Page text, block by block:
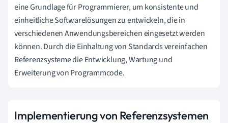
eine Grundlage für Programmierer, um konsistente und
einheitliche Softwarelösungen zu entwickeln, die in
verschiedenen Anwendungsbereichen eingesetzt werden
können. Durch die Einhaltung von Standards vereinfachen
Referenzsysteme die Entwicklung, Wartung und
Erweiterung von Programmcode.
Implementierung von Referenzsystemen